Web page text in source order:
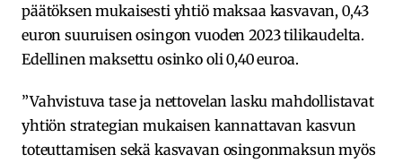
päätöksen mukaisesti yhtiö maksaa kasvavan, 0,43
euron suuruisen osingon vuoden 2023 tilikaudelta.
Edellinen maksettu osinko oli 0,40 euroa.
”Vahvistuva tase ja nettovelan lasku mahdollistavat
yhtiön strategian mukaisen kannattavan kasvun
toteuttamisen sekä kasvavan osingonmaksun myös